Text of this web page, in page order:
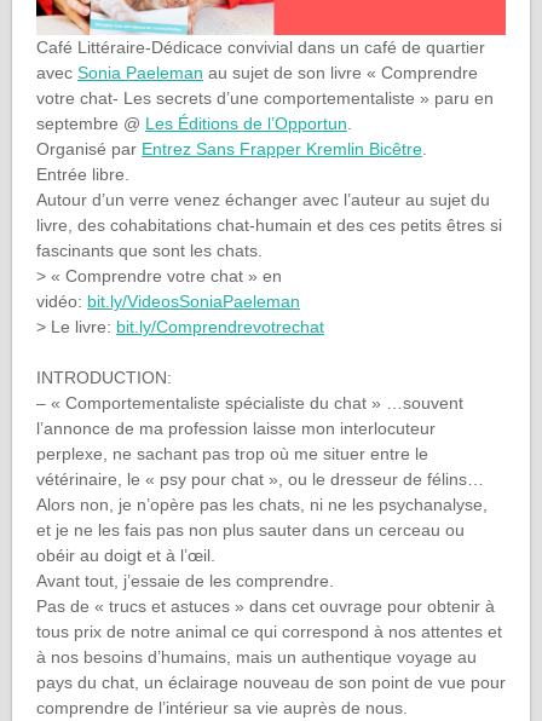
Café Littéraire-Dédicace convivial dans un café de quartier
avec Sonia Paeleman au sujet de son livre « Comprendre
votre chat- Les secrets d’une comportementaliste » paru en
septembre @ Les Éditions de l’Opportun.
Organisé par Entrez Sans Frapper Kremlin Bicêtre.
Entrée libre.
Autour d’un verre venez échanger avec l’auteur au sujet du
livre, des cohabitations chat-humain et des ces petits êtres si
fascinants que sont les chats.
> « Comprendre votre chat » en
vidéo: bit.ly/VideosSoniaPaeleman
> Le livre: bit.ly/Comprendrevotrechat
INTRODUCTION:
– « Comportementaliste spécialiste du chat » …souvent
l’annonce de ma profession laisse mon interlocuteur
perplexe, ne sachant pas trop où me situer entre le
vétérinaire, le « psy pour chat », ou le dresseur de félins…
Alors non, je n’opère pas les chats, ni ne les psychanalyse,
et je ne les fais pas non plus sauter dans un cerceau ou
obéir au doigt et à l’œil.
Avant tout, j’essaie de les comprendre.
Pas de « trucs et astuces » dans cet ouvrage pour obtenir à
tous prix de notre animal ce qui correspond à nos attentes et
à nos besoins d’humains, mais un authentique voyage au
pays du chat, un éclairage nouveau de son point de vue pour
comprendre de l’intérieur sa vie auprès de nous.